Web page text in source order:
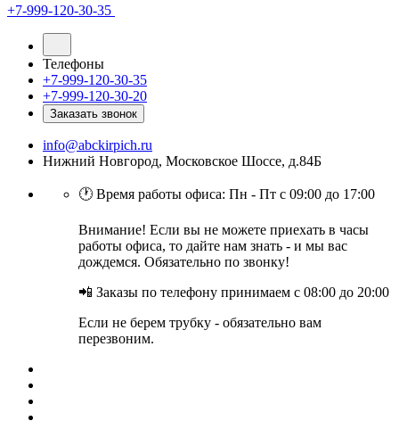
+7-999-120-30-35
Телефоны
+7-999-120-30-35
+7-999-120-30-20
Заказать звонок
info@abckirpich.ru
Нижний Новгород, Московское Шоссе, д.84Б
🕐 Время работы офиса: Пн - Пт с 09:00 до 17:00
Внимание! Если вы не можете приехать в часы
работы офиса, то дайте нам знать - и мы вас
дождемся. Обязательно по звонку!
📲 Заказы по телефону принимаем с 08:00 до 20:00
Если не берем трубку - обязательно вам
перезвоним.